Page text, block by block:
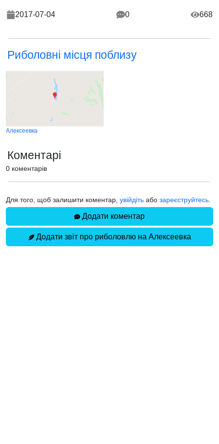
2017-07-04 0 668
Риболовні місця поблизу
Алексеевка
Коментарі
0 коментарів
Для того, щоб залишити коментар, увійдіть або зареєструйтесь
Додати коментар
Додати звіт про риболовлю на Алексеевка